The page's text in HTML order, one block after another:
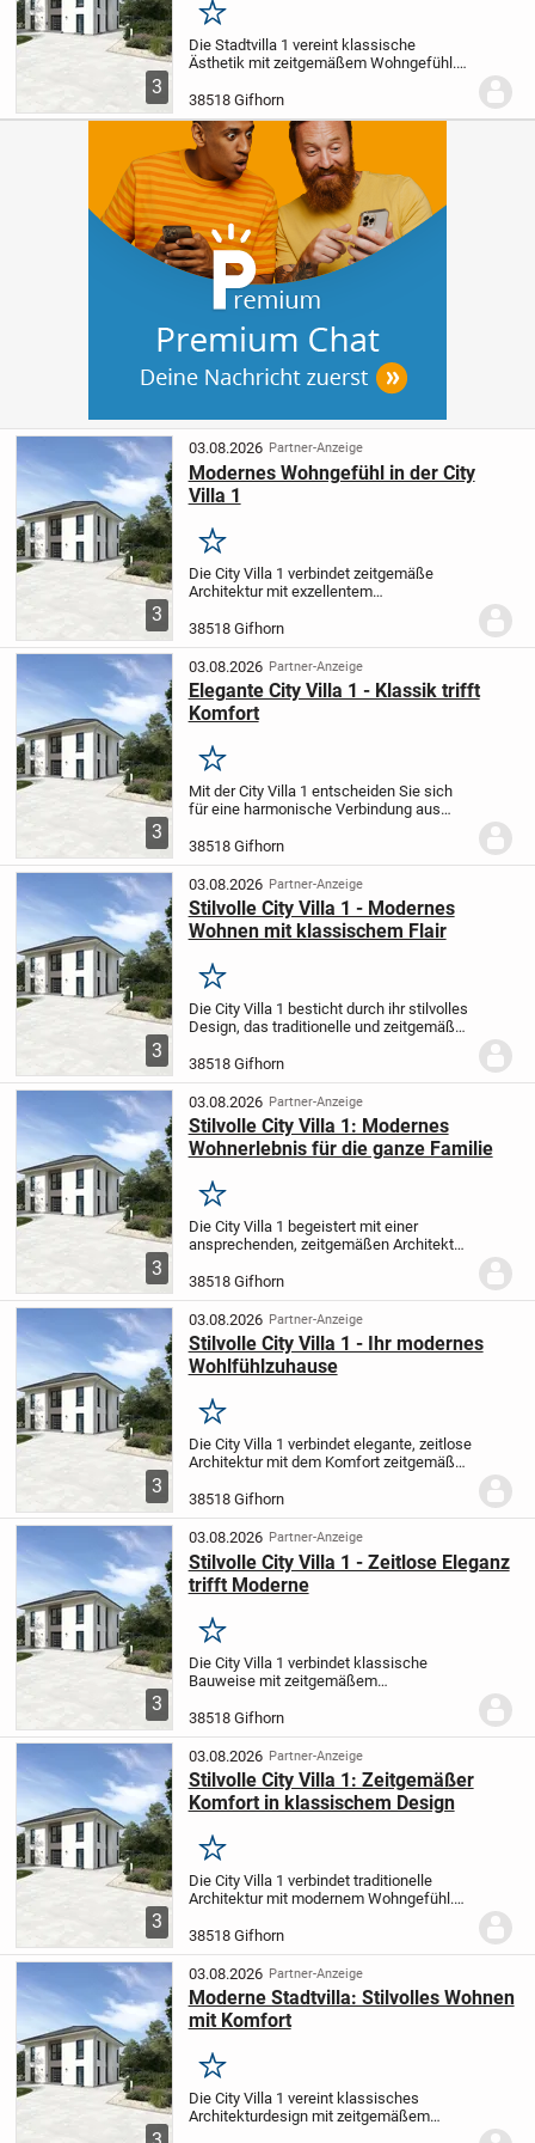
3
Merken
Die Stadtvilla 1 vereint klassische
Ästhetik mit zeitgemäßem Wohngefühl.
bietet Ihnen Raum für entspannte
Stunden mit der Familie oder gesellige
Abende im...
38518 Gifhorn
3
03.08.2026 Partner-Anzeige
Modernes Wohngefühl in der City
Villa 1
Merken
Die City Villa 1 verbindet zeitgemäße
Architektur mit exzellentem
Essbereich bietet viel Platz für
gemeinsame Stunden mit Familie und
Freunden. Im Obergeschoss...
38518 Gifhorn
3
03.08.2026 Partner-Anzeige
Elegante City Villa 1 - Klassik trifft
Komfort
Merken
Mit der City Villa 1 entscheiden Sie sich
für eine harmonische Verbindung aus
Wohngefühl. Das großzügige Wohn- und
Esszimmer lädt zu entspannten Abenden
mit Ihren...
38518 Gifhorn
3
03.08.2026 Partner-Anzeige
Stilvolle City Villa 1 - Modernes
Wohnen mit klassischem Flair
Merken
Die City Villa 1 besticht durch ihr stilvolles
Design, das traditionelle und zeitgemäße
Der geräumige Wohn- und Essbereich lädt
sowohl zu entspannten Familienab...
38518 Gifhorn
3
03.08.2026 Partner-Anzeige
Stilvolle City Villa 1: Modernes
Wohnerlebnis für die ganze Familie
Merken
Die City Villa 1 begeistert mit einer
ansprechenden, zeitgemäßen Architektur
Lichtdurchflutete, offene Wohn- und
Essbereiche bieten viel Raum für
geselliges...
38518 Gifhorn
3
03.08.2026 Partner-Anzeige
Stilvolle City Villa 1 - Ihr modernes
Wohlfühlzuhause
Merken
Die City Villa 1 verbindet elegante, zeitlose
Architektur mit dem Komfort zeitgemäßen
und Essbereich bietet Ihnen ausreichend
Raum für gemütliche Familienabende...
38518 Gifhorn
3
03.08.2026 Partner-Anzeige
Stilvolle City Villa 1 - Zeitlose Eleganz
trifft Moderne
Merken
Die City Villa 1 verbindet klassische
Bauweise mit zeitgemäßem
und Esszonen schaffen ein angenehmes
Ambiente - ideal für gesellige Runden
oder entspannte...
38518 Gifhorn
3
03.08.2026 Partner-Anzeige
Stilvolle City Villa 1: Zeitgemäßer
Komfort in klassischem Design
Merken
Die City Villa 1 verbindet traditionelle
Architektur mit modernem Wohngefühl.
schafft ein behagliches Ambiente für
entspannte Familienzeiten oder fröhliche
Abende...
38518 Gifhorn
03.08.2026 Partner-Anzeige
Moderne Stadtvilla: Stilvolles Wohnen
mit Komfort
Merken
Die City Villa 1 vereint klassisches
Architekturdesign mit zeitgemäßem